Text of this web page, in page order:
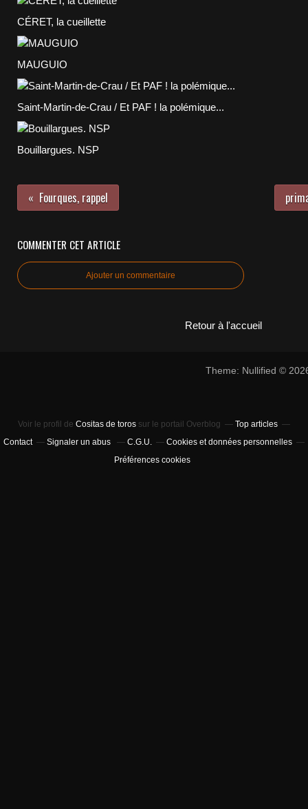
CÉRET, la cueillette
MAUGUIO
Saint-Martin-de-Crau / Et PAF ! la polémique...
Bouillargues. NSP
Fourques, rappel
COMMENTER CET ARTICLE
Ajouter un commentaire
Retour à l'accueil
Theme: Nullified ©
Voir le profil de Cositas de toros sur le portail Overblog
Top articles
Contact
Signaler un abus C.G.U.
Cookies et données personnelles
Préférences cookies